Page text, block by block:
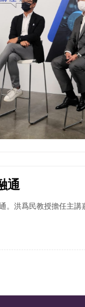
通
通。洪爲民教授擔任主